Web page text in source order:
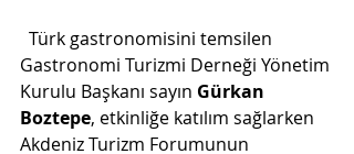
Gastronomi Turizmi Derneği Yönetim
Kurulu Başkanı sayın Gürkan
Boztepe, etkinliğe katılım sağlarken
Akdeniz Turizm Forumunun